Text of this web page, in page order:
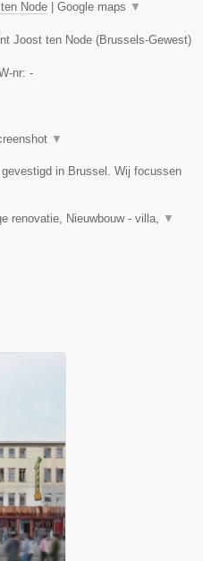
Node Google maps ▼
Joost ten Node (Brussels-Gewest)
nr: -
▼
in Brussel. Wij focussen
renovatie, Nieuwbouw - villa, ▼